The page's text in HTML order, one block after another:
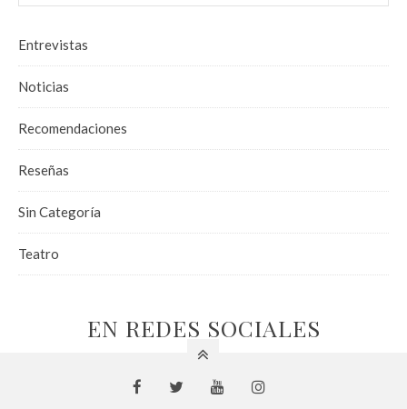
Entrevistas
Noticias
Recomendaciones
Reseñas
Sin Categoría
Teatro
EN REDES SOCIALES